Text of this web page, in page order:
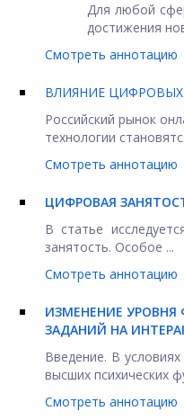
Для любой
достижения
Смотреть аннотацию
ВЛИЯНИЕ
Российский рынок
технологии
Смотреть аннотацию
ЦИФРОВАЯ
В статье
занятость. Особое ...
Смотреть аннотацию
ИЗМЕНЕНИЕ
ЗАДАНИЙ НА
Введение. В
высших психических
Смотреть аннотацию